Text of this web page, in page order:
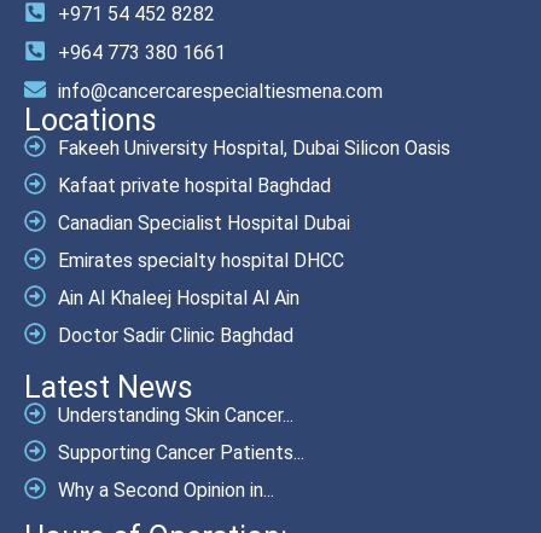
+971 54 452 8282
+964 773 380 1661
info@cancercarespecialtiesmena.com
Locations
Fakeeh University Hospital, Dubai Silicon Oasis
Kafaat private hospital Baghdad
Canadian Specialist Hospital Dubai
Emirates specialty hospital DHCC
Ain Al Khaleej Hospital Al Ain
Doctor Sadir Clinic Baghdad
Latest News
Understanding Skin Cancer...
Supporting Cancer Patients...
Why a Second Opinion in...